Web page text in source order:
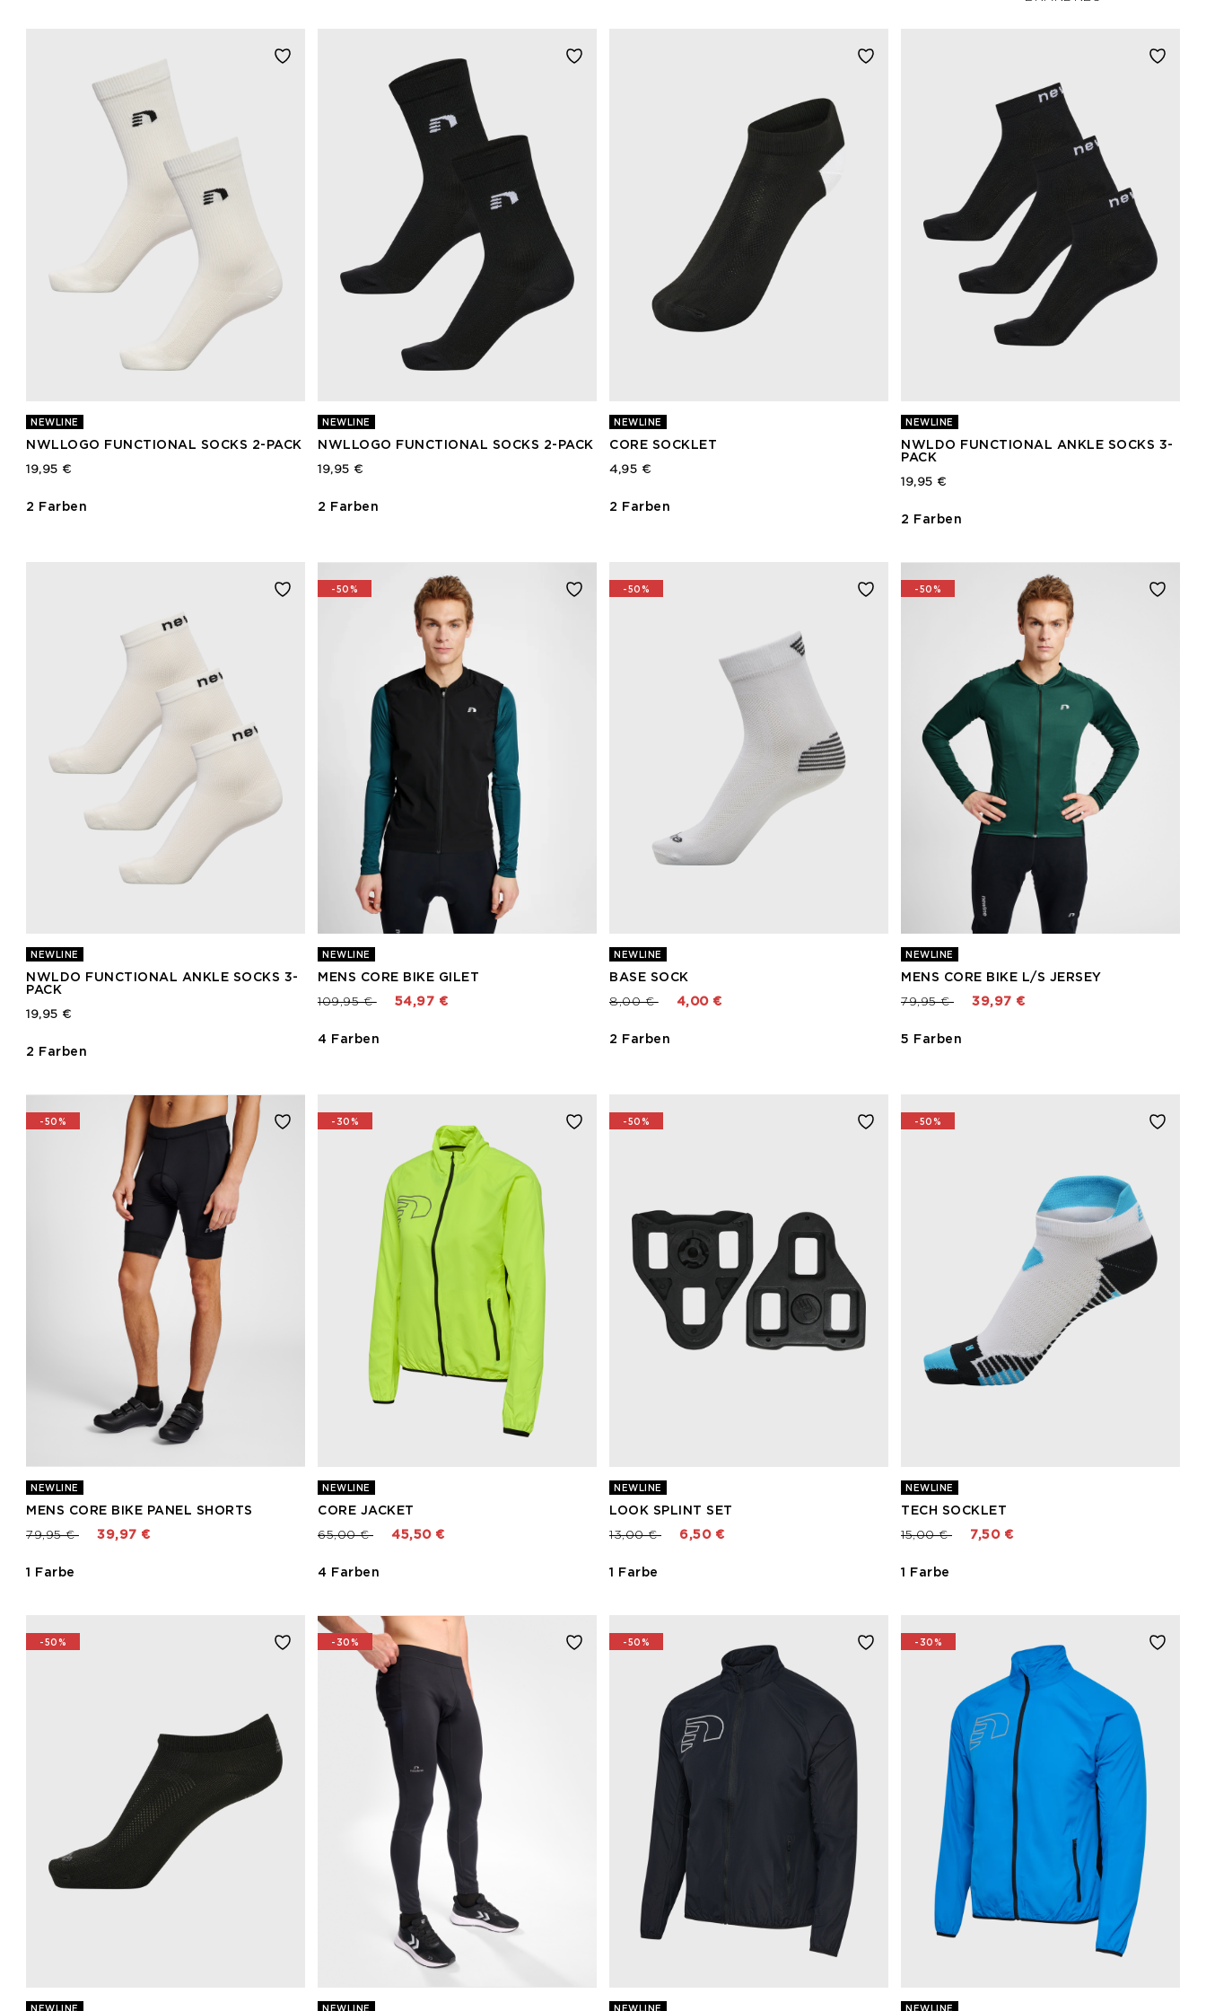
NEWLINE
NWLLOGO FUNCTIONAL SOCKS 2-PACK
19,95 €
2 Farben
NEWLINE
NWLLOGO FUNCTIONAL SOCKS 2-PACK
19,95 €
2 Farben
NEWLINE
CORE SOCKLET
4,95 €
2 Farben
NEWLINE
NWLDO FUNCTIONAL ANKLE SOCKS 3-
PACK
19,95 €
2 Farben
NEWLINE
NWLDO FUNCTIONAL ANKLE SOCKS 3-
PACK
19,95 €
2 Farben
-50%
NEWLINE
MENS CORE BIKE GILET
Preis reduziert von
109,95 €bis 54,97 €
4 Farben
-50%
NEWLINE
BASE SOCK
Preis reduziert von
8,00 €bis 4,00 €
2 Farben
-50%
NEWLINE
MENS CORE BIKE L/S JERSEY
Preis reduziert von
79,95 €bis 39,97 €
5 Farben
-50%
NEWLINE
MENS CORE BIKE PANEL SHORTS
Preis reduziert von
79,95 €bis 39,97 €
1 Farbe
-30%
NEWLINE
CORE JACKET
Preis reduziert von
65,00 €bis 45,50 €
4 Farben
-50%
NEWLINE
LOOK SPLINT SET
Preis reduziert von
13,00 €bis 6,50 €
1 Farbe
-50%
NEWLINE
TECH SOCKLET
Preis reduziert von
15,00 €bis 7,50 €
1 Farbe
-50%
NEWLINE
-30%
NEWLINE
-50%
NEWLINE
-30%
NEWLINE